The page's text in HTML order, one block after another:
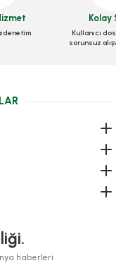
Kolay
Kullanıcı
sorunsuz
haberleri